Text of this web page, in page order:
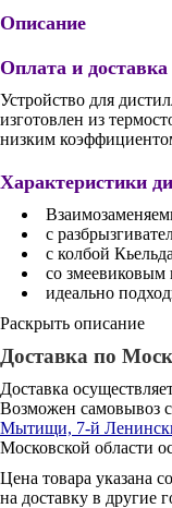
Описание
Оплата и доставка
Устройство для
изготовлен из
низким
Характеристики
с
с колбой
со змеевиковым
идеально
Раскрыть описание
Доставка по
Доставка
Возможен самовывоз
Мытищи, 7-й
Московской области
Цена товара указана
на доставку в другие